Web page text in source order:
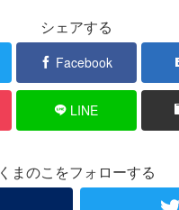
シェアする
Facebook
LINE
くまのこをフォローする